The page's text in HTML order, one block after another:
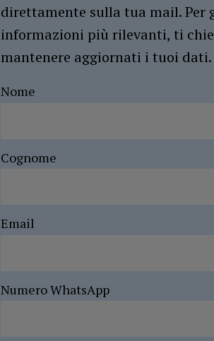
direttamente sulla tua mail. Per
informazioni più rilevanti, ti
mantenere aggiornati i tuoi dati.
Nome
Cognome
Email
Numero WhatsApp